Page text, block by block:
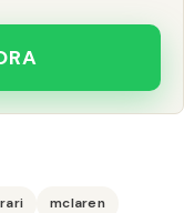
mclaren